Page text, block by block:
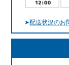
➤配送状況のお